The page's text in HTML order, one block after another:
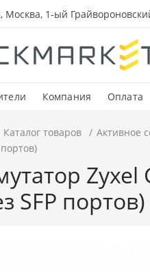
Москва, 1-ый
Компания Оплата
Каталог товаров Активное
портов)
Zyxel
SFP портов)